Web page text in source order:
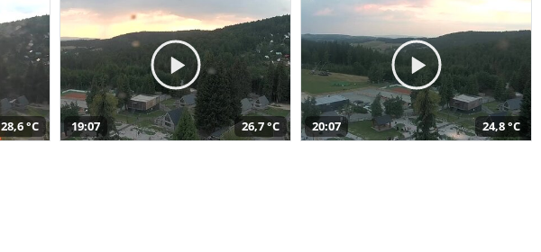
28,6 °C 19:07 26,7 °C 20:07 24,8 °C